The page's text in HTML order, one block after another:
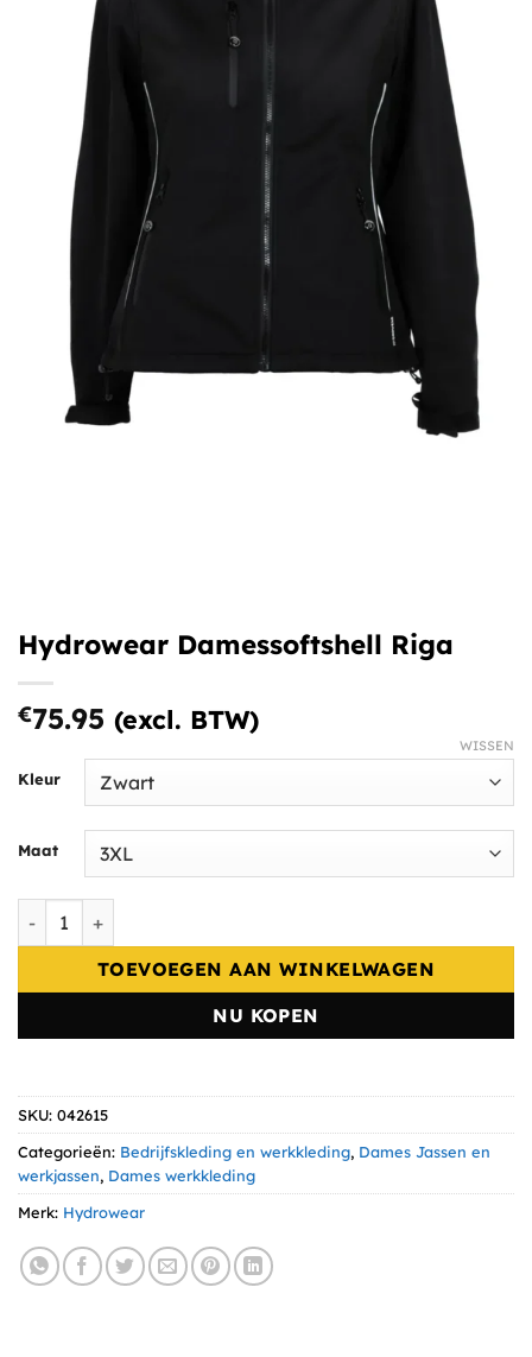
Hydrowear Damessoftshell Riga
€75.95 (excl. BTW)
Kleur
Maat
WISSEN
Hydrowear Damessoftshell Riga aantal
TOEVOEGEN AAN WINKELWAGEN
NU KOPEN
SKU: 042615
Categorieën: Bedrijfskleding en werkkleding, Dames Jassen en
werkjassen, Dames werkkleding
Merk: Hydrowear